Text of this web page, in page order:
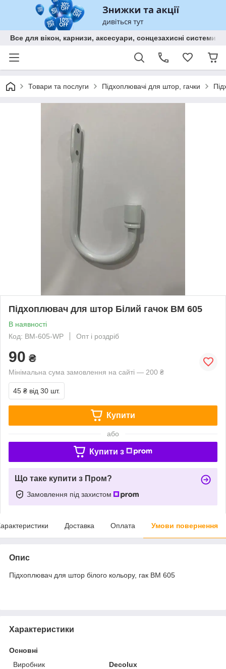
Все для вікон, карнизи, аксесуари, сонцезахисні
Товари та послуги Підхоплювачі для штор, гачки
Підхоплювач для штор Білий гачок ВМ 605
В наявності
Код: ВМ-605-WP
Опт і роздріб
90 ₴
Мінімальна сума замовлення на сайті — 200 ₴
45 ₴ від 30 шт.
Купити
або
Купити з
Що таке купити з Пром?
Замовлення під захистом
Доставка Оплата Умови повернення
Опис
Підхоплювач для штор білого кольору, гак ВМ 605
Характеристики
Основні
Виробник
Decolux